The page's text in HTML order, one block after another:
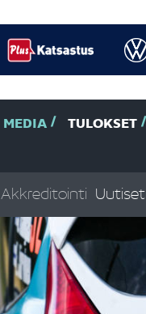
MEDIA TULOKSET
Akkreditointi Uutiset